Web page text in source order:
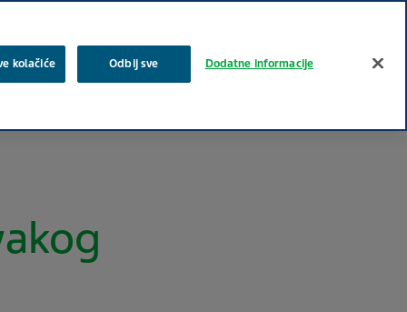
kolačiće Odbij sve Dodatne informacije